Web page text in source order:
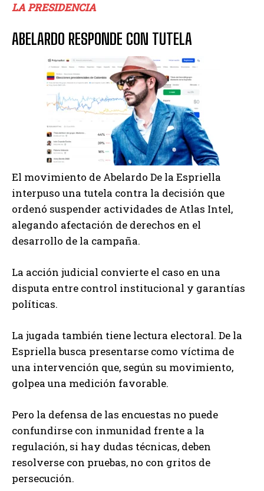
LA PRESIDENCIA
ABELARDO RESPONDE CON TUTELA
El movimiento de Abelardo De la Espriella
interpuso una tutela contra la decisión que
ordenó suspender actividades de Atlas Intel,
alegando afectación de derechos en el
desarrollo de la campaña.
La acción judicial convierte el caso en una
disputa entre control institucional y garantías
políticas.
La jugada también tiene lectura electoral. De la
Espriella busca presentarse como víctima de
una intervención que, según su movimiento,
golpea una medición favorable.
Pero la defensa de las encuestas no puede
confundirse con inmunidad frente a la
regulación, si hay dudas técnicas, deben
resolverse con pruebas, no con gritos de
persecución.